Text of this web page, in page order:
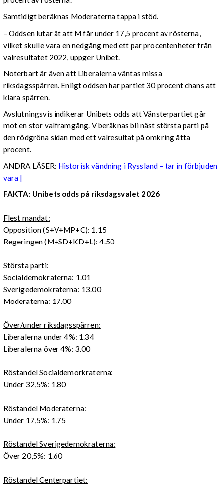
Samtidigt beräknas Moderaterna tappa i stöd.
– Oddsen lutar åt att M får under 17,5 procent av rösterna,
vilket skulle vara en nedgång med ett par procentenheter från
valresultatet 2022, uppger Unibet.
Noterbart är även att Liberalerna väntas missa
riksdagsspärren. Enligt oddsen har partiet 30 procent chans att
klara spärren.
Avslutningsvis indikerar Unibets odds att Vänsterpartiet går
mot en stor valframgång. V beräknas bli näst största parti på
den rödgröna sidan med ett valresultat på omkring åtta
procent.
ANDRA LÄSER: Historisk vändning i Ryssland – tar in förbjuden
vara |
FAKTA: Unibets odds på riksdagsvalet 2026
Flest mandat:
Opposition (S+V+MP+C): 1.15
Regeringen (M+SD+KD+L): 4.50
Största parti:
Socialdemokraterna: 1.01
Sverigedemokraterna: 13.00
Moderaterna: 17.00
Över/under riksdagsspärren:
Liberalerna under 4%: 1.34
Liberalerna över 4%: 3.00
Röstandel Socialdemorkraterna:
Under 32,5%: 1.80
Röstandel Moderaterna:
Under 17,5%: 1.75
Röstandel Sverigedemokraterna:
Över 20,5%: 1.60
Röstandel Centerpartiet: